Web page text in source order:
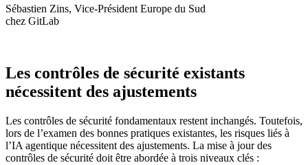
Sébastien Zins, Vice-Président Europe du Sud
chez GitLab
Les contrôles de sécurité existants
nécessitent des ajustements
Les contrôles de sécurité fondamentaux restent inchangés. Toutefois,
lors de l’examen des bonnes pratiques existantes, les risques liés à
l’IA agentique nécessitent des ajustements. La mise à jour des
contrôles de sécurité doit être abordée à trois niveaux clés :